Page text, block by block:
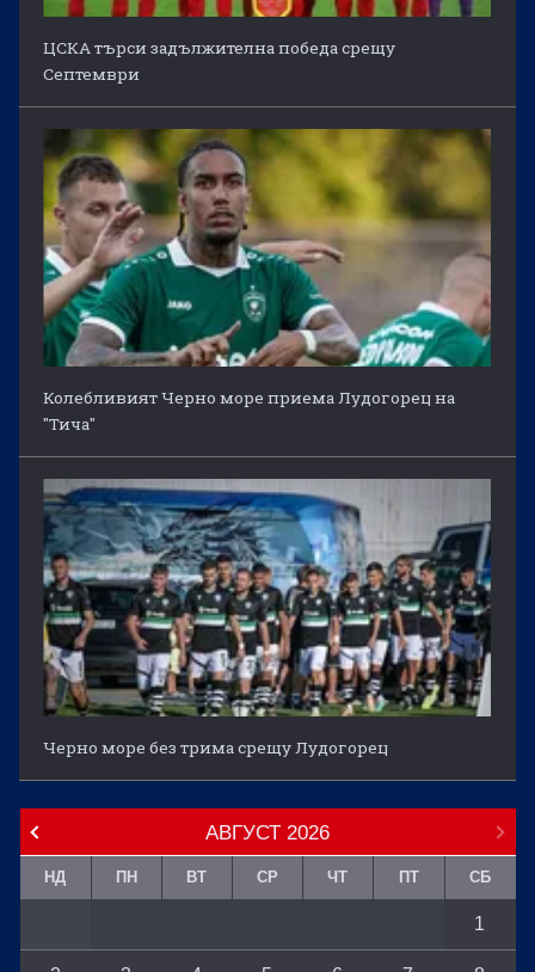
ЦСКА търси задължителна победа срещу
Септември
Колебливият Черно море приема Лудогорец на
"Тича"
Черно море без трима срещу Лудогорец
АВГУСТ 2026
НД ПН ВТ СР ЧТ ПТ СБ
1